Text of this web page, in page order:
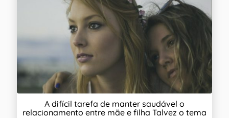
A difícil tarefa de manter saudável o
relacionamento entre mãe e filha Talvez o tema